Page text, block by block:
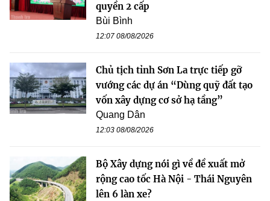
quyền 2 cấp
Bùi Bình
12:07 08/08/2026
Chủ tịch tỉnh Sơn La trực tiếp gỡ
vướng các dự án “Dùng quỹ đất tạo
vốn xây dựng cơ sở hạ tầng”
Quang Dân
12:03 08/08/2026
Bộ Xây dựng nói gì về đề xuất mở
rộng cao tốc Hà Nội - Thái Nguyên
lên 6 làn xe?